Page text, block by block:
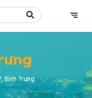
Bình Trưng